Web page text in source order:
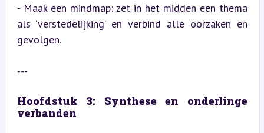
- Maak een mindmap: zet in het midden een thema
als ‘verstedelijking’ en verbind alle oorzaken en
gevolgen.
---
Hoofdstuk 3: Synthese en onderlinge
verbanden